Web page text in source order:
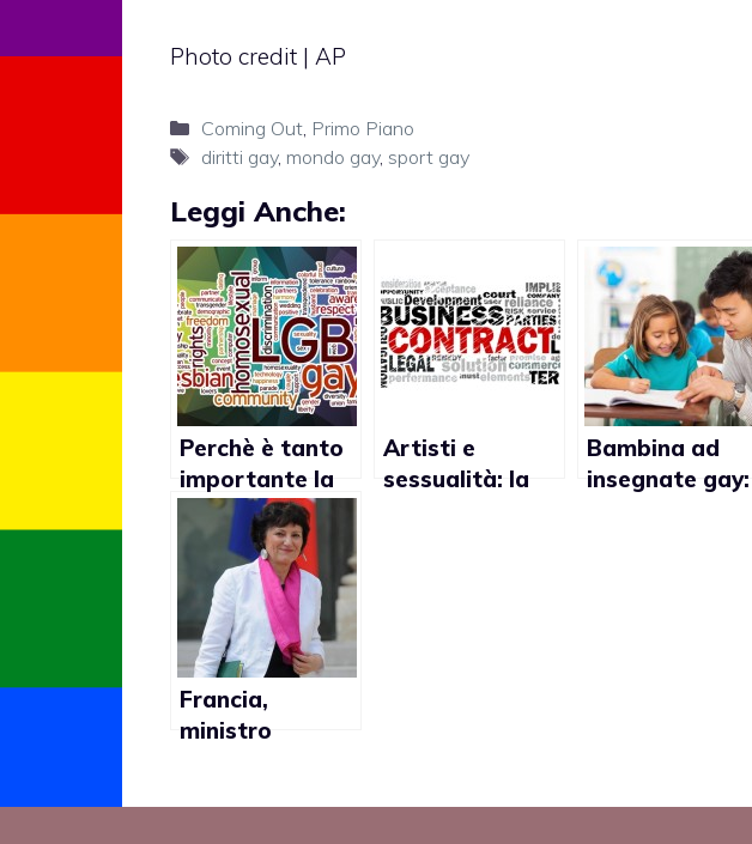
Photo credit | AP
Categorie
Coming Out, Primo Piano
Tag
diritti gay, mondo gay, sport gay
Leggi Anche:
Perchè è tanto
importante la
sessualità?
Artisti e
sessualità: la
Bambina ad
insegnate gay:
Francia,
ministro